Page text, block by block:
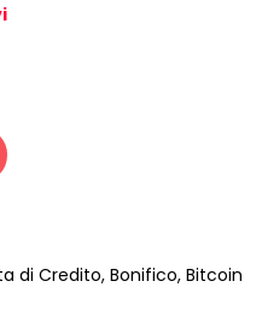
di Credito, Bonifico, Bitcoin